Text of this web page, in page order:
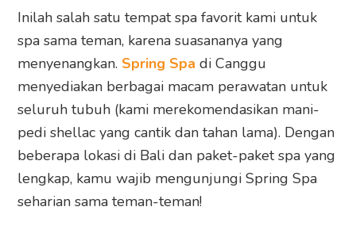
Inilah salah satu tempat spa favorit kami untuk
spa sama teman, karena suasananya yang
menyenangkan. Spring Spa di Canggu
menyediakan berbagai macam perawatan untuk
seluruh tubuh (kami merekomendasikan mani-
pedi shellac yang cantik dan tahan lama). Dengan
beberapa lokasi di Bali dan paket-paket spa yang
lengkap, kamu wajib mengunjungi Spring Spa
seharian sama teman-teman!